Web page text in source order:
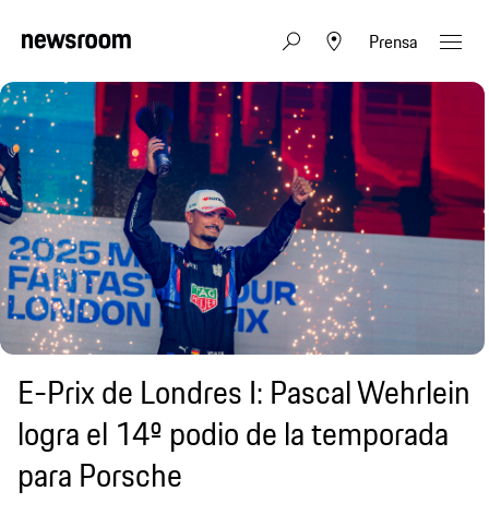
Prensa
E-Prix de Londres I: Pascal Wehrlein
logra el 14º podio de la temporada
para Porsche